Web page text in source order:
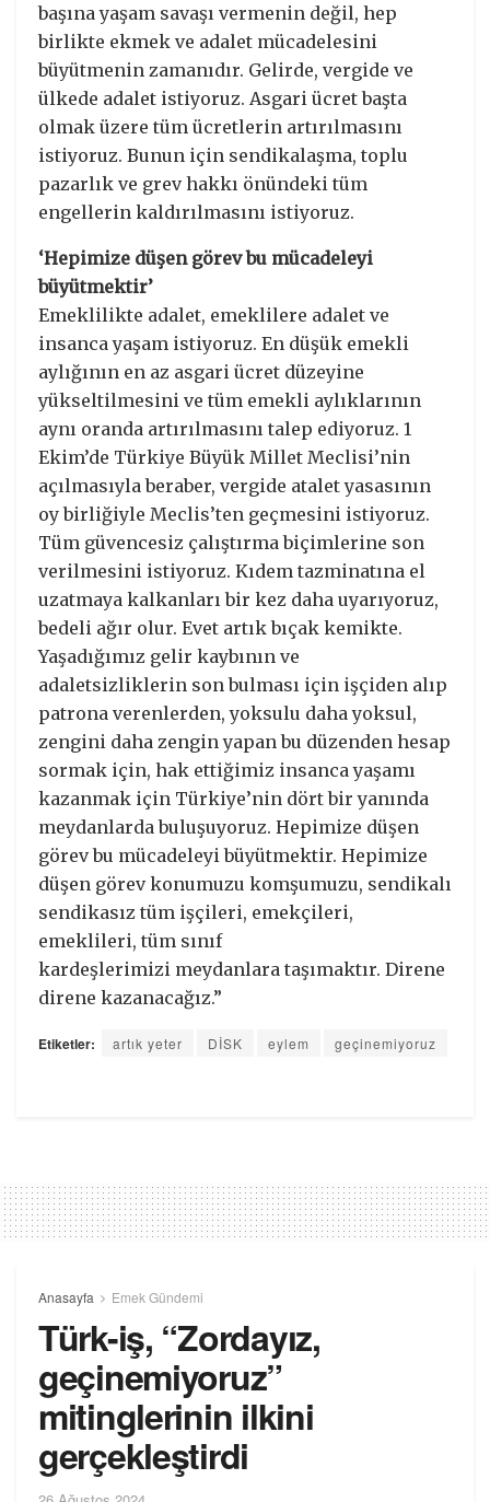
başına yaşam savaşı vermenin değil, hep
birlikte ekmek ve adalet mücadelesini
büyütmenin zamanıdır. Gelirde, vergide ve
ülkede adalet istiyoruz. Asgari ücret başta
olmak üzere tüm ücretlerin artırılmasını
istiyoruz. Bunun için sendikalaşma, toplu
pazarlık ve grev hakkı önündeki tüm
engellerin kaldırılmasını istiyoruz.
‘Hepimize düşen görev bu mücadeleyi
büyütmektir’
Emeklilikte adalet, emeklilere adalet ve
insanca yaşam istiyoruz. En düşük emekli
aylığının en az asgari ücret düzeyine
yükseltilmesini ve tüm emekli aylıklarının
aynı oranda artırılmasını talep ediyoruz. 1
Ekim’de Türkiye Büyük Millet Meclisi’nin
açılmasıyla beraber, vergide atalet yasasının
oy birliğiyle Meclis’ten geçmesini istiyoruz.
Tüm güvencesiz çalıştırma biçimlerine son
verilmesini istiyoruz. Kıdem tazminatına el
uzatmaya kalkanları bir kez daha uyarıyoruz,
bedeli ağır olur. Evet artık bıçak kemikte.
Yaşadığımız gelir kaybının ve
adaletsizliklerin son bulması için işçiden alıp
patrona verenlerden, yoksulu daha yoksul,
zengini daha zengin yapan bu düzenden hesap
sormak için, hak ettiğimiz insanca yaşamı
kazanmak için Türkiye’nin dört bir yanında
meydanlarda buluşuyoruz. Hepimize düşen
görev bu mücadeleyi büyütmektir. Hepimize
düşen görev konumuzu komşumuzu, sendikalı
sendikasız tüm işçileri, emekçileri,
emeklileri, tüm sınıf
kardeşlerimizi meydanlara taşımaktır. Direne
direne kazanacağız.”
Etiketler: artık yeter DİSK eylem geçinemiyoruz
Anasayfa Emek Gündemi
Türk-iş, “Zordayız,
geçinemiyoruz”
mitinglerinin ilkini
gerçekleştirdi